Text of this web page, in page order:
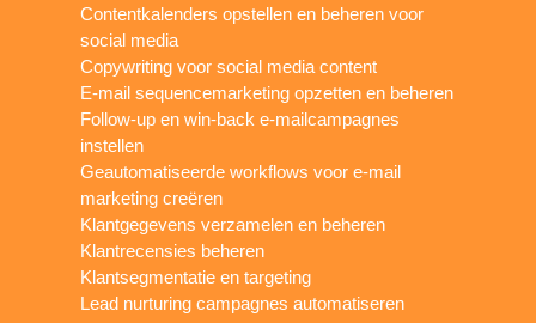
Contentkalenders opstellen en beheren voor
social media
Copywriting voor social media content
E-mail sequencemarketing opzetten en beheren
Follow-up en win-back e-mailcampagnes
instellen
Geautomatiseerde workflows voor e-mail
marketing creëren
Klantgegevens verzamelen en beheren
Klantrecensies beheren
Klantsegmentatie en targeting
Lead nurturing campagnes automatiseren